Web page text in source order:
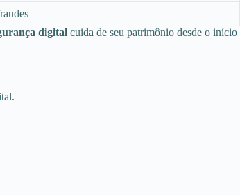
digital cuida de seu patrimônio desde o início